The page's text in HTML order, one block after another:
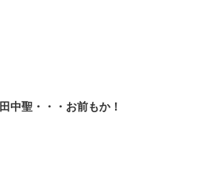
田中聖・・・お前もか！